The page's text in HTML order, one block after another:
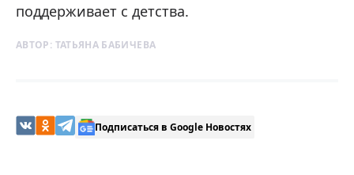
поддерживает с детства.
АВТОР: ТАТЬЯНА БАБИЧЕВА
Подписаться в Google Новостях